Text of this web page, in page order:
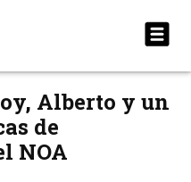
Alberto y un
de
NOA